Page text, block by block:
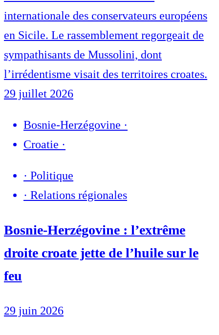
internationale des conservateurs européens
en Sicile. Le rassemblement regorgeait de
sympathisants de Mussolini, dont
l’irrédentisme visait des territoires croates.
29 juillet 2026
Bosnie-Herzégovine ·
Croatie ·
· Politique
· Relations régionales
Bosnie-Herzégovine : l’extrême
droite croate jette de l’huile sur le
feu
29 juin 2026